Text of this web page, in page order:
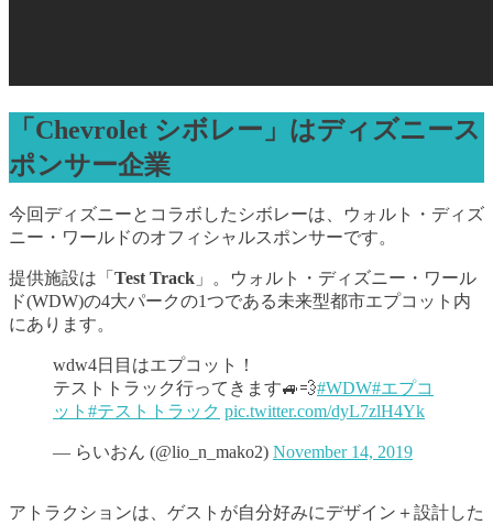
「Chevrolet シボレー」はディズニース
ポンサー企業
今回ディズニーとコラボしたシボレーは、ウォルト・ディズ
ニー・ワールドのオフィシャルスポンサーです。
提供施設は「 Test Track 」。ウォルト・ディズニー・ワール
ド(WDW)の4大パークの1つである未来型都市エプコット内
にあります。
wdw4日目はエプコット！
テストトラック行ってきます🚙💨#WDW#エプコ
ット #テストトラック pic.twitter.com/dyL7zlH4Yk
— らいおん (@lio_n_mako2) November 14, 2019
アトラクションは、ゲストが自分好みにデザイン＋設計した